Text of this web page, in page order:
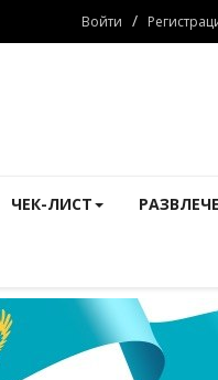
Войти /
ЧЕК-ЛИСТ